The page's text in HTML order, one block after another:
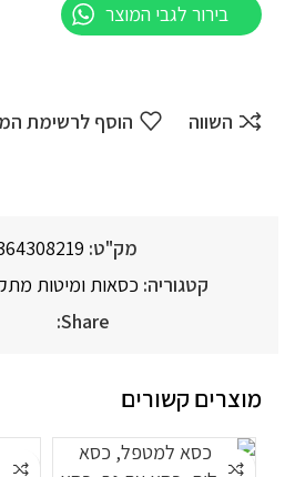
בירור לגבי המוצר
השווה הוסף לרשימת
מק"ט:
קטגוריה: כסאות ומיטות
Share:
מוצרים קשורים